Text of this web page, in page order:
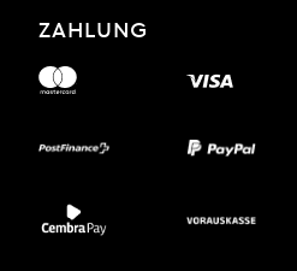
ZAHLUNG